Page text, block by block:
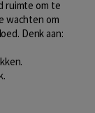
ruimte om te
wachten om
Denk aan: